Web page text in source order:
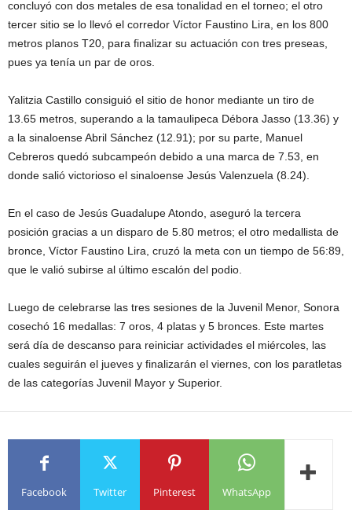
concluyó con dos metales de esa tonalidad en el torneo; el otro
tercer sitio se lo llevó el corredor Víctor Faustino Lira, en los 800
metros planos T20, para finalizar su actuación con tres preseas,
pues ya tenía un par de oros.
Yalitzia Castillo consiguió el sitio de honor mediante un tiro de
13.65 metros, superando a la tamaulipeca Débora Jasso (13.36) y
a la sinaloense Abril Sánchez (12.91); por su parte, Manuel
Cebreros quedó subcampeón debido a una marca de 7.53, en
donde salió victorioso el sinaloense Jesús Valenzuela (8.24).
En el caso de Jesús Guadalupe Atondo, aseguró la tercera
posición gracias a un disparo de 5.80 metros; el otro medallista de
bronce, Víctor Faustino Lira, cruzó la meta con un tiempo de 56:89,
que le valió subirse al último escalón del podio.
Luego de celebrarse las tres sesiones de la Juvenil Menor, Sonora
cosechó 16 medallas: 7 oros, 4 platas y 5 bronces. Este martes
será día de descanso para reiniciar actividades el miércoles, las
cuales seguirán el jueves y finalizarán el viernes, con los paratletas
de las categorías Juvenil Mayor y Superior.
Facebook Twitter Pinterest WhatsApp